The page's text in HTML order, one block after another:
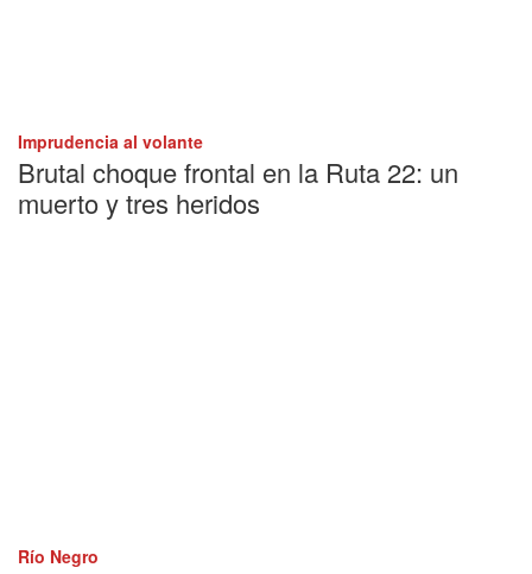
Imprudencia al volante
Brutal choque frontal en la Ruta 22: un
muerto y tres heridos
Río Negro